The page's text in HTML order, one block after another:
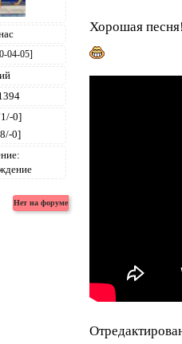
04-05]
0]
0]
Хорошая